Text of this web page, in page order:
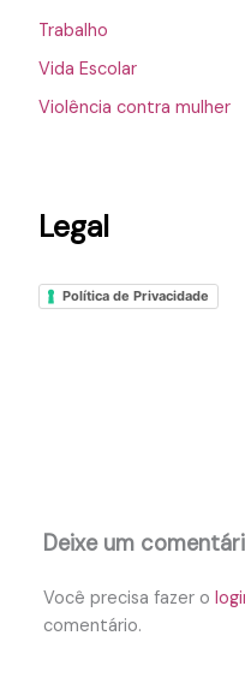
Trabalho
Vida Escolar
Violência contra mulher
Legal
Política de Privacidade
Deixe um
Você precisa fazer o
comentário.